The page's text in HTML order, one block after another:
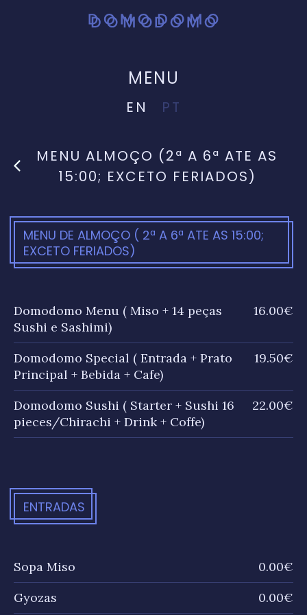
MENU
EN PT
MENU ALMOÇO (2ª A 6ª ATE AS
15:00; EXCETO FERIADOS)
MENU DE ALMOÇO ( 2ª A 6ª ATE AS 15:00;
EXCETO FERIADOS)
Domodomo Menu ( Miso + 14 peças
Sushi e Sashimi)
16.00€
Domodomo Special ( Entrada + Prato
Principal + Bebida + Cafe)
19.50€
Domodomo Sushi ( Starter + Sushi 16
pieces/Chirachi + Drink + Coffe)
22.00€
ENTRADAS
Sopa Miso
0.00€
Gyozas
0.00€